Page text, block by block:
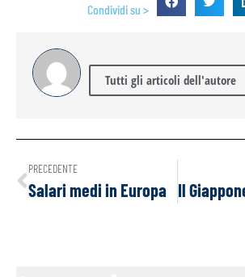
Condividi su >
Tutti gli articoli dell'autore
PRECEDENTE
Salari medi in Europa